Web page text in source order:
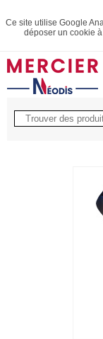
Ce site utilise Google
déposer un cookie